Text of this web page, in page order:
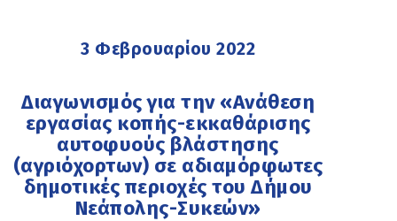
3 Φεβρουαρίου 2022
Διαγωνισμός για την «Ανάθεση
εργασίας κοπής-εκκαθάρισης
αυτοφυούς βλάστησης
(αγριόχορτων) σε αδιαμόρφωτες
δημοτικές περιοχές του Δήμου
Νεάπολης-Συκεών»